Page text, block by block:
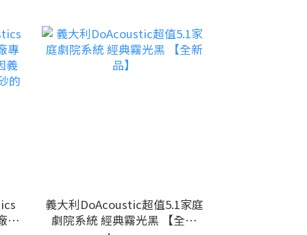
專
義大利DoAcoustic超值5.1家庭
劇院系統 經典霧光黑 【全新